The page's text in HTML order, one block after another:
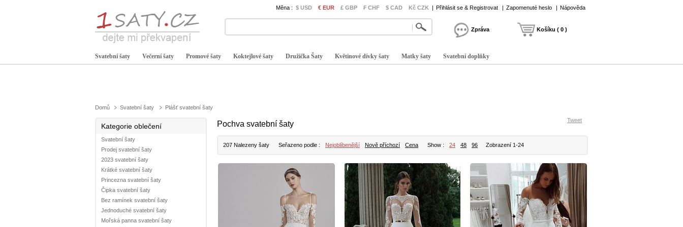
Měna : $ USD € EUR £ GBP ₣ CHF $ CAD Kč CZK | Přihlásit se & Registrovat | Zapomenuté heslo | Nápověda
Zpráva Košíku ( 0 )
Svatební šaty Večerní šaty Promové šaty Koktejlové šaty Družička Šaty Květinové dívky šaty Matky šaty Svatební doplňky
Domů Svatební šaty Plášť svatební šaty
Kategorie oblečení
Svatební šaty
Prodej svatební šaty
2023 svatební šaty
Krátké svatební šaty
Princezna svatební šaty
Čipka svatební šaty
Bez ramínek svatební šaty
Jednoduché svatební šaty
Mořská panna svatební šaty
Pochva svatební šaty Tweet
207 Nalezeny šaty Seřazeno podle : Nejoblíbenější Nově příchozí Cena Show : 24 48 96 Zobrazení 1-24